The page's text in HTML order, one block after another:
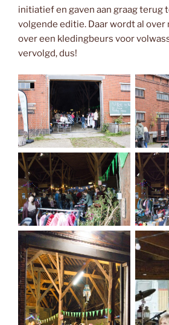
initiatief en gaven aan graag terug
volgende editie. Daar wordt al over
over een kledingbeurs voor
vervolgd, dus!